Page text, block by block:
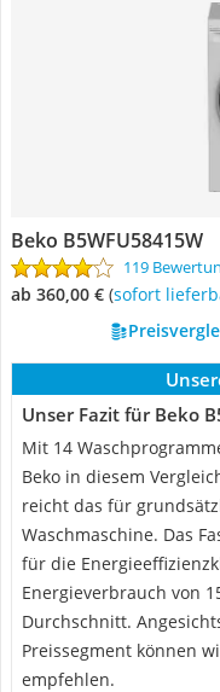
Beko B5WFU58415W
119
ab 360,00 € ( Sofort
Unser Fazit für Beko
Mit 14
Beko in diesem
reicht das für
Waschmaschine. Das
für die
Energieverbrauch von
Durchschnitt.
Preissegment können
empfehlen.